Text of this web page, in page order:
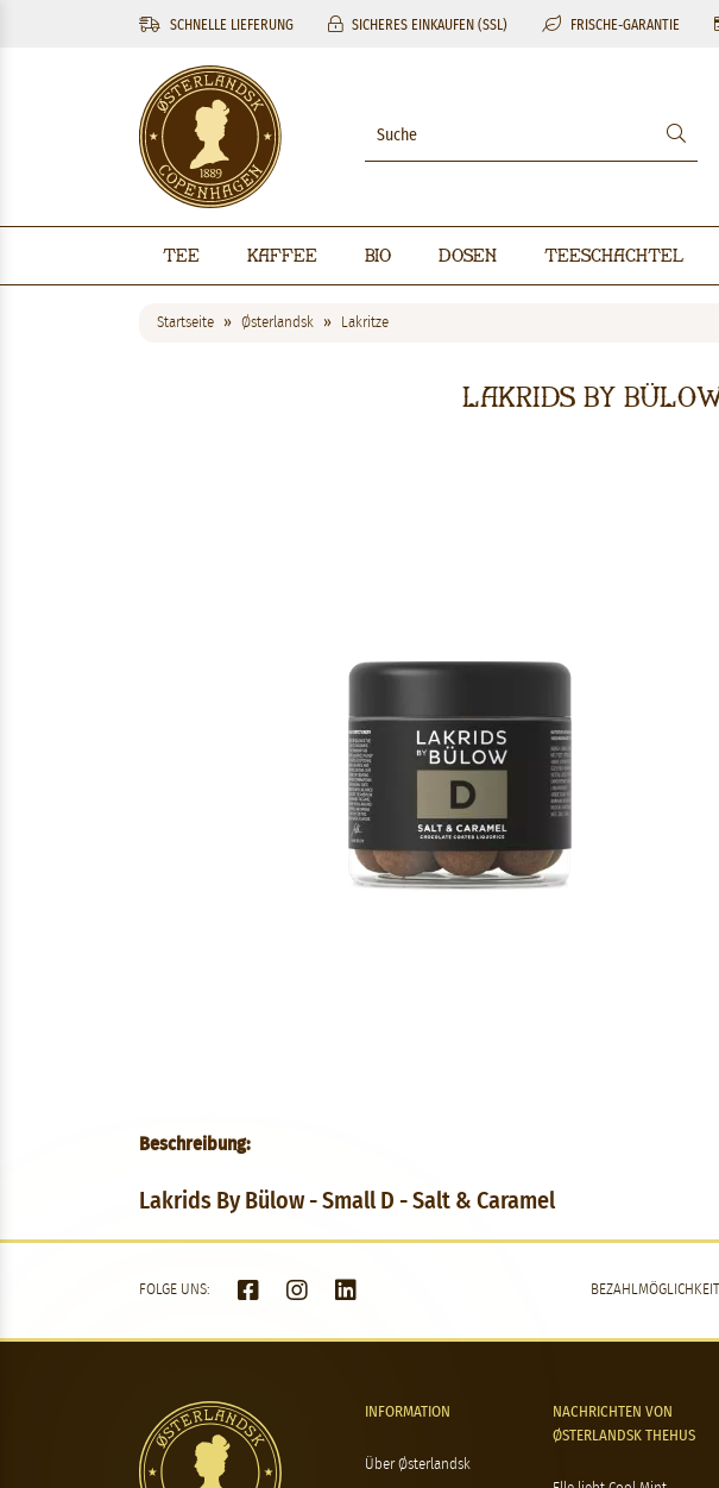
SCHNELLE LIEFERUNG SICHERES EINKAUFEN (SSL) FRISCHE-GARANTIE
Tee Kaffee BIO Dosen Teeschachtel
Startseite Østerlandsk Lakritze
Lakrids By
Beschreibung:
Lakrids By Bülow - Small D - Salt & Caramel
FOLGE UNS:
INFORMATION
Über Østerlandsk
NACHRICHTEN VON
ØSTERLANDSK THEHUS